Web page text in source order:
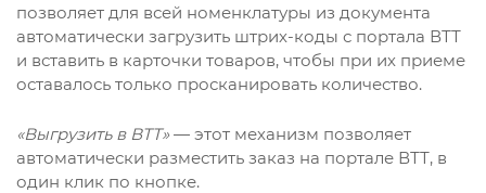
позволяет для всей номенклатуры из документа
автоматически загрузить штрих-коды с портала ВТТ
и вставить в карточки товаров, чтобы при их приеме
оставалось только просканировать количество.
«Выгрузить в ВТТ» — этот механизм позволяет
автоматически разместить заказ на портале ВТТ, в
один клик по кнопке.